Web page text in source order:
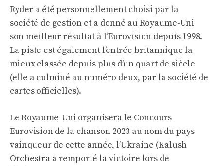
Ryder a été personnellement choisi par la
société de gestion et a donné au Royaume-Uni
son meilleur résultat à l’Eurovision depuis 1998.
La piste est également l’entrée britannique la
mieux classée depuis plus d’un quart de siècle
(elle a culminé au numéro deux, parla société de
cartes officielles).
Le Royaume-Uni organisera le Concours
Eurovision de la chanson 2023 au nom du pays
vainqueur de cette année, l’Ukraine (Kalush
Orchestra a remporté la victoire lors de